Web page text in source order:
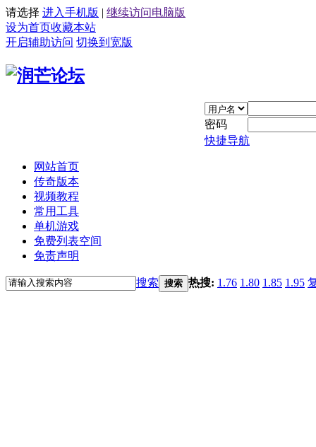
请选择 进入手机版 | 继续访问电脑版
设为首页收藏本站
开启辅助访问 切换到宽版
密码
快捷导航
网站首页
传奇版本
视频教程
常用工具
单机游戏
免费列表空间
免责声明
搜索 搜索 热搜: 1.76 1.80 1.85 1.95